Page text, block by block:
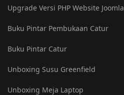
Upgrade Versi PHP Website Joomla
Buku Pintar Pembukaan Catur
Buku Pintar Catur
Unboxing Susu Greenfield
Unboxing Meja Laptop